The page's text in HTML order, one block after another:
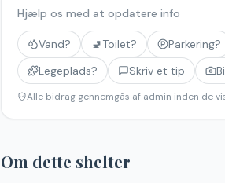
Hjælp os med at opdatere info
Vand? 🚽Toilet? Parkering?
Legeplads?
Skriv et tip
Alle bidrag gennemgås af admin inden de
Om dette shelter